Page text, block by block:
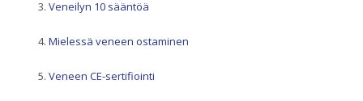
Veneilyn 10 sääntöä
Mielessä veneen ostaminen
Veneen CE-sertifiointi